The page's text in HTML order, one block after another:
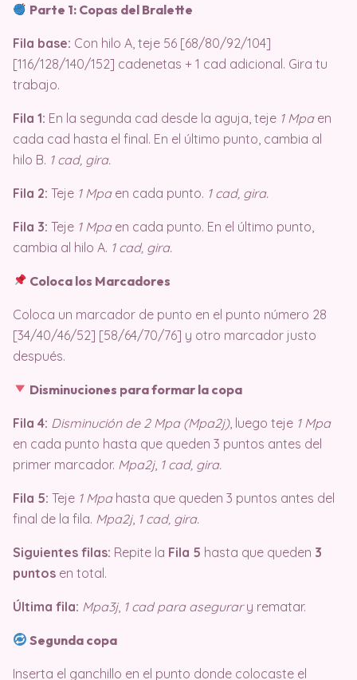
Parte 1: Copas del Bralette
Fila base: Con hilo A, teje 56 [68/80/92/104]
[116/128/140/152] cadenetas + 1 cad adicional. Gira tu
trabajo.
Fila 1: En la segunda cad desde la aguja, teje 1 Mpaen
cada cad hasta el final. En el último punto, cambia al
hilo B. 1 cad, gira.
Fila 2: Teje 1 Mpaen cada punto. 1 cad, gira.
Fila 3: Teje 1 Mpaen cada punto. En el último punto,
cambia al hilo A. 1 cad, gira.
Coloca los Marcadores
Coloca un marcador de punto en el punto número 28
[34/40/46/52] [58/64/70/76] y otro marcador justo
después.
Disminuciones para formar la copa
Fila 4: Disminución de 2 Mpa (Mpa2j), luego teje 1 Mpa
en cada punto hasta que queden 3 puntos antes del
primer marcador. Mpa2j, 1 cad, gira.
Fila 5: Teje 1 Mpahasta que queden 3 puntos antes del
final de la fila. Mpa2j, 1 cad, gira.
Siguientes filas: Repite la Fila 5 hasta que queden 3
puntos en total.
Última fila: Mpa3j, 1 cad para asegurary rematar.
Segunda copa
Inserta el ganchillo en el punto donde colocaste el